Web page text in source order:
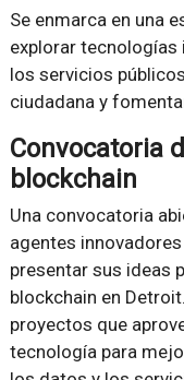
Se enmarca en una
explorar tecnologías
los servicios
ciudadana y
Convocatoria
blockchain
Una convocatoria
agentes
presentar sus ideas
blockchain en
proyectos que
tecnología para